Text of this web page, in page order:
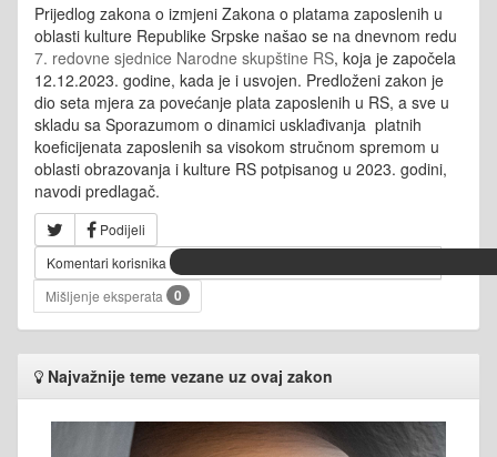
Prijedlog zakona o izmjeni Zakona o platama zaposlenih u
oblasti kulture Republike Srpske našao se na dnevnom redu
7. redovne sjednice Narodne skupštine RS, koja je započela
12.12.2023. godine, kada je i usvojen. Predloženi zakon je
dio seta mjera za povećanje plata zaposlenih u RS, a sve u
skladu sa Sporazumom o dinamici usklađivanja platnih
koeficijenata zaposlenih sa visokom stručnom spremom u
oblasti obrazovanja i kulture RS potpisanog u 2023. godini,
navodi predlagač.
Podijeli
Komentari korisnika
Mišljenje eksperata
0
Najvažnije teme vezane uz ovaj zakon